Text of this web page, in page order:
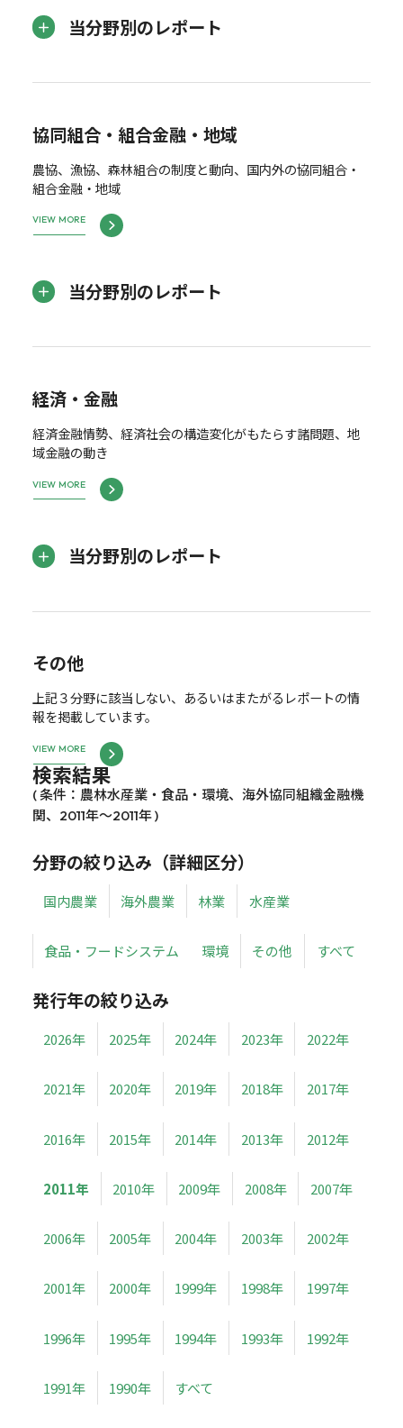
当分野別のレポート
協同組合・組合金融・地域
農協、漁協、森林組合の制度と動向、国内外の協同組合・
組合金融・地域
VIEW MORE
当分野別のレポート
経済・金融
経済金融情勢、経済社会の構造変化がもたらす諸問題、地
域金融の動き
VIEW MORE
当分野別のレポート
その他
上記３分野に該当しない、あるいはまたがるレポートの情
報を掲載しています。
VIEW MORE
検索結果
( 条件：農林水産業・食品・環境、海外協同組織金融機
関、2011年～2011年 )
分野の絞り込み（詳細区分）
国内農業 海外農業 林業 水産業
食品・フードシステム 環境 その他 すべて
発行年の絞り込み
2026年 2025年 2024年 2023年 2022年
2021年 2020年 2019年 2018年 2017年
2016年 2015年 2014年 2013年 2012年
2011年 2010年 2009年 2008年 2007年
2006年 2005年 2004年 2003年 2002年
2001年 2000年 1999年 1998年 1997年
1996年 1995年 1994年 1993年 1992年
1991年 1990年 すべて